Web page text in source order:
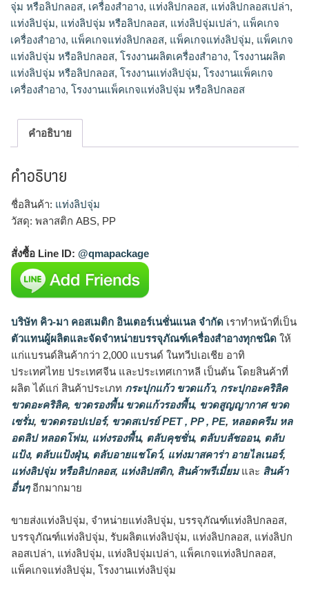
จุ่ม หรือลิปกลอส, เครื่องสำอาง, แท่งลิปกลอส, แท่งลิปกลอสเปล่า,
แท่งลิปจุ่ม, แท่งลิปจุ่ม หรือลิปกลอส, แท่งลิปจุ่มเปล่า, แพ็คเกจ
เครื่องสำอาง, แพ็คเกจแท่งลิปกลอส, แพ็คเกจแท่งลิปจุ่ม, แพ็คเกจ
แท่งลิปจุ่ม หรือลิปกลอส, โรงงานผลิตเครื่องสำอาง, โรงงานผลิต
แท่งลิปจุ่ม หรือลิปกลอส, โรงงานแท่งลิปจุ่ม, โรงงานแพ็คเกจ
เครื่องสำอาง, โรงงานแพ็คเกจแท่งลิปจุ่ม หรือลิปกลอส
คำอธิบาย
คำอธิบาย
ชื่อสินค้า: แท่งลิปจุ่ม
วัสดุ: พลาสติก ABS, PP
สั่งซื้อ Line ID: @qmapackage
บริษัท คิว-มา คอสเมติก อินเตอร์เนชั่นแนล จำกัด เราทำหน้าที่เป็น
ตัวแทนผู้ผลิตและจัดจำหน่ายบรรจุภัณฑ์เครื่องสำอางทุกชนิด ให้
แก่แบรนด์สินค้ากว่า 2,000 แบรนด์ ในทวีปเอเชีย อาทิ
ประเทศไทย ประเทศจีน และประเทศเกาหลี เป็นต้น โดยสินค้าที่
ผลิต ได้แก่ สินค้าประเภท กระปุกแก้ว ขวดแก้ว, กระปุกอะคริลิค
ขวดอะคริลิค, ขวดรองพื้น ขวดแก้วรองพื้น, ขวดสูญญากาศ ขวด
เซรั่ม, ขวดดรอปเปอร์, ขวดสเปรย์ PET , PP , PE, หลอดครีม หล
อดลิป หลอดโฟม, แท่งรองพื้น, ตลับคุชชั่น, ตลับบลัชออน, ตลับ
แป้ง, ตลับแป้งฝุ่น, ตลับอายแชโดว์, แท่งมาสคาร่า อายไลเนอร์,
แท่งลิปจุ่ม หรือลิปกลอส, แท่งลิปสติก, สินค้าพรีเมี่ยมและ สินค้า
อื่นๆอีกมากมาย
ขายส่งแท่งลิปจุ่ม, จำหน่ายแท่งลิปจุ่ม, บรรจุภัณฑ์แท่งลิปกลอส,
บรรจุภัณฑ์แท่งลิปจุ่ม, รับผลิตแท่งลิปจุ่ม, แท่งลิปกลอส, แท่งลิปก
ลอสเปล่า, แท่งลิปจุ่ม, แท่งลิปจุ่มเปล่า, แพ็คเกจแท่งลิปกลอส,
แพ็คเกจแท่งลิปจุ่ม, โรงงานแท่งลิปจุ่ม